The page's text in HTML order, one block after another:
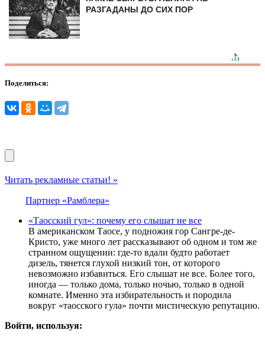
РАЗГАДАНЫ ДО СИХ ПОР
Поделиться:
Читать рекламные статьи! »
Партнер «Рамблера»
«Таосский гул»: почему его слышат не все
В американском Таосе, у подножия гор Сангре-де-
Кристо, уже много лет рассказывают об одном и том же
странном ощущении: где-то вдали будто работает
дизель, тянется глухой низкий тон, от которого
невозможно избавиться. Его слышат не все. Более того,
иногда — только дома, только ночью, только в одной
комнате. Именно эта избирательность и породила
вокруг «таосского гула» почти мистическую репутацию.
Войти, используя: